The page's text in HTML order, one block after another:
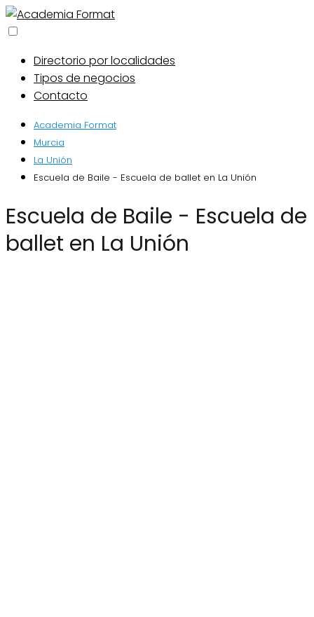
Directorio por localidades
Tipos de negocios
Contacto
Academia Format
Murcia
La Unión
Escuela de Baile - Escuela de ballet en La Unión
Escuela de Baile - Escuela de
ballet en La Unión